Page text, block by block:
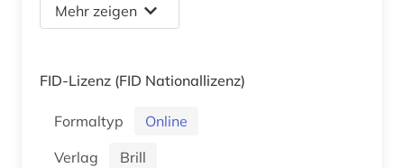
Mehr zeigen
FID-Lizenz (FID Nationallizenz)
Formaltyp
Online
Verlag
Brill